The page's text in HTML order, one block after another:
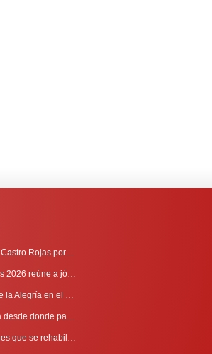
Mensaje de Mons. Juan Miguel Castro Rojas por el 69º Aniversario de Radio Sinaí
Primera Convivencia de Mujeres 2026 reúne a jóvenes en proceso de discernimiento vocacional
Mons. Mark celebró Domingo de la Alegría en el Sur
Mons. Mark visita Térraba, tierra desde donde parte la evangelización
Mons. Mark comparte con jóvenes que se rehabilitan en Comunidad Cenáculo